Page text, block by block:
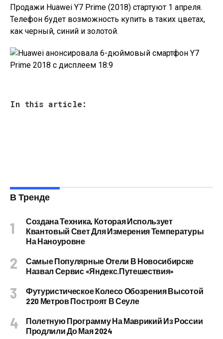
Продажи Huawei Y7 Prime (2018) стартуют 1 апреля.
Телефон будет возможность купить в таких цветах,
как черный, синий и золотой.
In this article:
В Тренде
Создана Техника, Которая Использует
Квантовый Свет Для Измерения Температуры
На Наноуровне
Самые Популярные Отели В Новосибирске
Назвал Сервис «Яндекс.Путешествия»
Футуристическое Колесо Обозрения Высотой
220 Метров Построят В Сеуле
Полетную Программу На Маврикий Из России
Продлили До Мая 2024